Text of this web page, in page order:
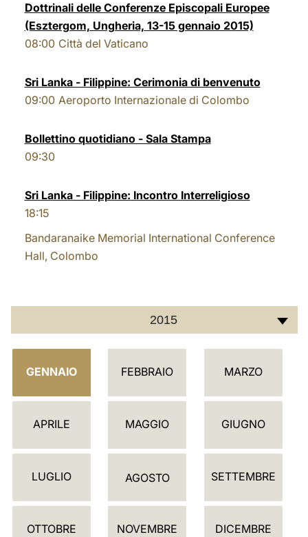
LATINE
Dottrinali delle Conferenze Episcopali Europee
(Esztergom, Ungheria, 13-15 gennaio 2015)
08:00 Città del Vaticano
Sri Lanka - Filippine: Cerimonia di benvenuto
09:00 Aeroporto Internazionale di Colombo
Bollettino quotidiano - Sala Stampa
09:30
Sri Lanka - Filippine: Incontro Interreligioso
18:15
Bandaranaike Memorial International Conference
Hall, Colombo
2015
C
L
D
R
GENNAIO FEBBRAIO MARZO
APRILE MAGGIO GIUGNO
LUGLIO AGOSTO SETTEMBRE
OTTOBRE NOVEMBRE DICEMBRE